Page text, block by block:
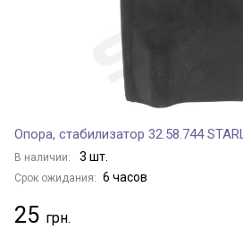
Опора, стабилизатор 32.58.744
В наличии: 3 шт.
Срок ожидания: 6 часов
25